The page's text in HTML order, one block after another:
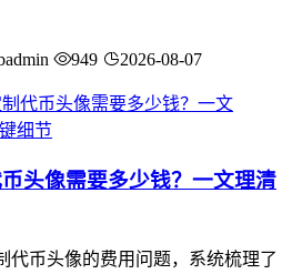
949 2026-08-07
头像需要多少钱？一文理清
代币头像的费用问题，系统梳理了